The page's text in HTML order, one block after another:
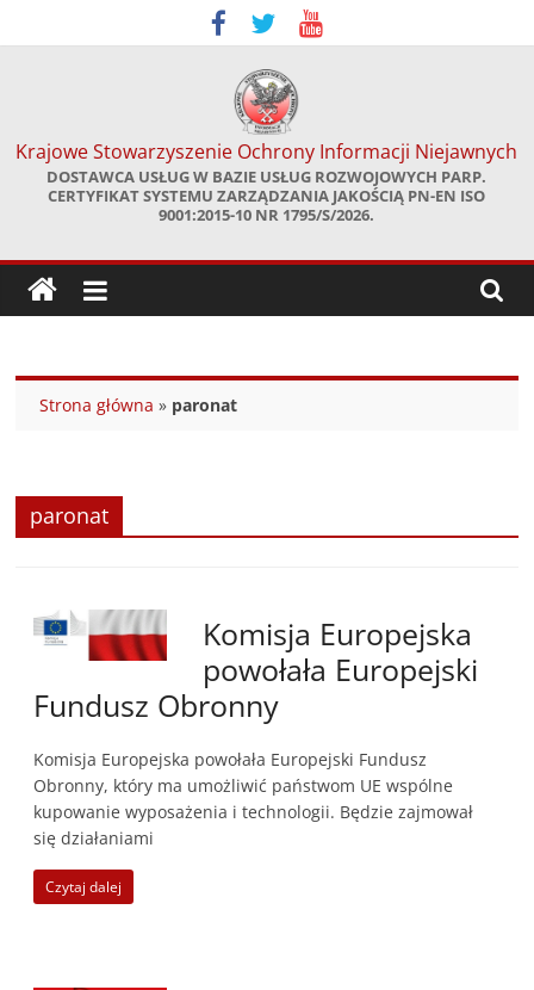
to
Krajowe Stowarzyszenie Ochrony Informacji Niejawnych
DOSTAWCA USŁUG W BAZIE USŁUG ROZWOJOWYCH PARP.
CERTYFIKAT SYSTEMU ZARZĄDZANIA JAKOŚCIĄ PN-EN ISO
9001:2015-10 NR 1795/S/2026.
Strona główna » paronat
paronat
Komisja Europejska
powołała Europejski
Fundusz Obronny
Komisja Europejska powołała Europejski Fundusz
Obronny, który ma umożliwić państwom UE wspólne
kupowanie wyposażenia i technologii. Będzie zajmował
się działaniami
Czytaj dalej